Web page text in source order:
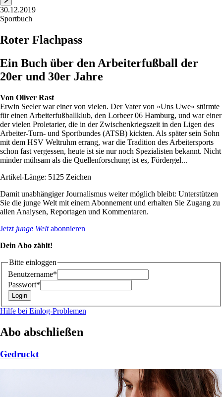
30.12.2019
Sportbuch
Roter Flachpass
Ein Buch über den Arbeiterfußball der
20er und 30er Jahre
Von Oliver Rast
Erwin Seeler war einer von vielen. Der Vater von »Uns Uwe« stürmte
für einen Arbeiterfußballklub, den Lorbeer 06 Hamburg, und war einer
der vielen Proletarier, die in der Zwischenkriegszeit in den Ligen des
Arbeiter-Turn- und Sportbundes (ATSB) kickten. Als später sein Sohn
mit dem HSV Weltruhm errang, war die Tradition des Arbeitersports
schon fast vergessen, heute ist sie nur noch Spezialisten bekannt. Nicht
minder mühsam als die Quellenforschung ist es, Fördergel...
Artikel-Länge: 5125 Zeichen
Damit unabhängiger Journalismus weiter möglich bleibt: Unterstützen
Sie die junge Welt mit einem Abonnement und erhalten Sie Zugang zu
allen Analysen, Reportagen und Kommentaren.
Jetzt junge Weltabonnieren
Dein Abo zählt!
Bitte einloggen
Benutzername*
Passwort*
Hilfe bei Einlog-Problemen
Abo abschließen
Gedruckt